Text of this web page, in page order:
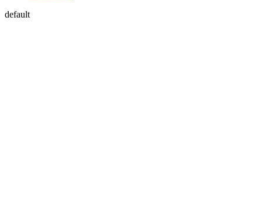
default